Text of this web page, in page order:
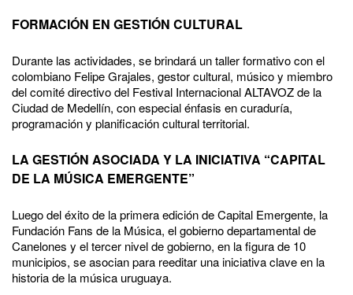
FORMACIÓN EN GESTIÓN CULTURAL
Durante las actividades, se brindará un taller formativo con el
colombiano Felipe Grajales, gestor cultural, músico y miembro
del comité directivo del Festival Internacional ALTAVOZ de la
Ciudad de Medellín, con especial énfasis en curaduría,
programación y planificación cultural territorial.
LA GESTIÓN ASOCIADA Y LA INICIATIVA “CAPITAL
DE LA MÚSICA EMERGENTE”
Luego del éxito de la primera edición de Capital Emergente, la
Fundación Fans de la Música, el gobierno departamental de
Canelones y el tercer nivel de gobierno, en la figura de 10
municipios, se asocian para reeditar una iniciativa clave en la
historia de la música uruguaya.